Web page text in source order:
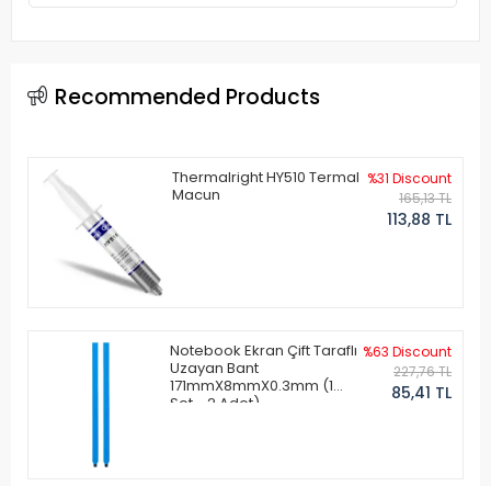
Recommended Products
Thermalright HY510 Termal
Macun
%31 Discount
165,13 TL
113,88 TL
Notebook Ekran Çift Taraflı
Uzayan Bant
171mmX8mmX0.3mm (1
Set - 2 Adet)
%63 Discount
227,76 TL
85,41 TL